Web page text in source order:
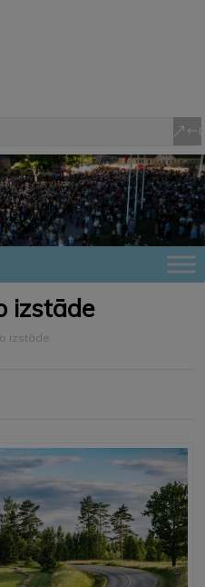
izstāde
izstāde